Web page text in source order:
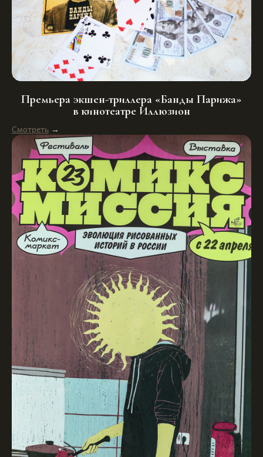
Премьера экшен-триллера «Банды Парижа»
в кинотеатре Иллюзион
Смотреть →